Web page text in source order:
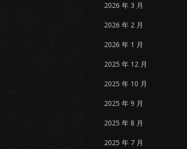
2026 年 3 月
2026 年 2 月
2026 年 1 月
2025 年 12 月
2025 年 10 月
2025 年 9 月
2025 年 8 月
2025 年 7 月